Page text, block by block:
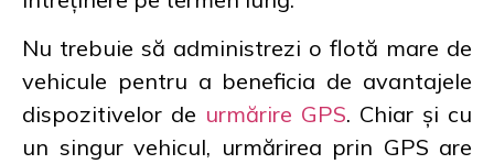
Nu trebuie să administrezi o flotă mare de
vehicule pentru a beneficia de avantajele
dispozitivelor de urmărire GPS. Chiar și cu
un singur vehicul, urmărirea prin GPS are